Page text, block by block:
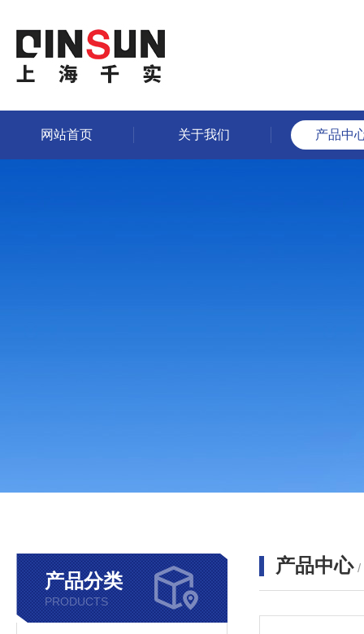
网站首页 关于我们 产品中
产品分类
PRODUCTS
产品中心 /